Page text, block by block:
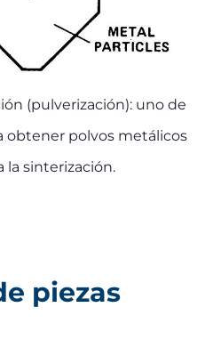
(pulverización): uno de
obtener polvos metálicos
la sinterización.
piezas